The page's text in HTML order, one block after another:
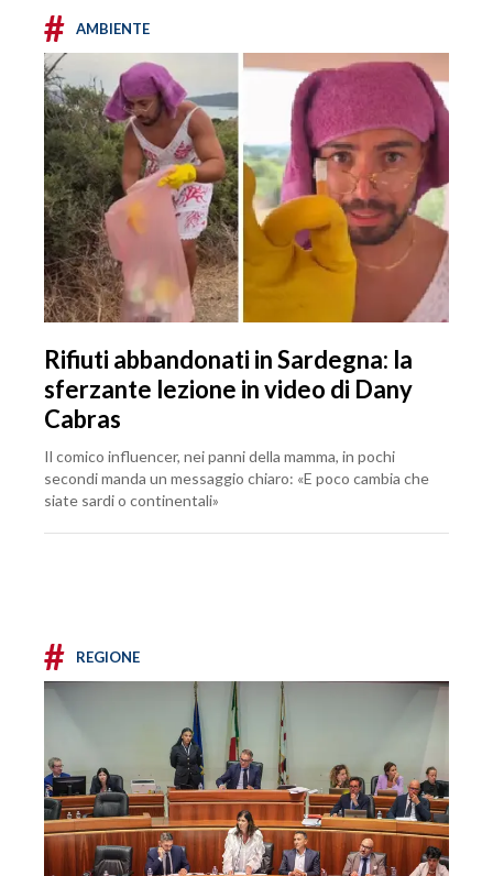
# AMBIENTE
Rifiuti abbandonati in Sardegna: la
sferzante lezione in video di Dany
Cabras
Il comico influencer, nei panni della mamma, in pochi
secondi manda un messaggio chiaro: «E poco cambia che
siate sardi o continentali»
# REGIONE